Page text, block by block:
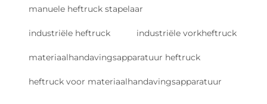
manuele heftruck stapelaar
industriële heftruck industriële vorkheftruck
materiaalhandavingsapparatuur heftruck
heftruck voor materiaalhandavingsapparatuur